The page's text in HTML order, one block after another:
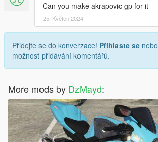
Can you make akrapovic gp for it
25. Květen 2024
Přidejte se do konverzace! Přihlaste se nebo
možnost přidávání komentářů.
More mods by DzMayd: